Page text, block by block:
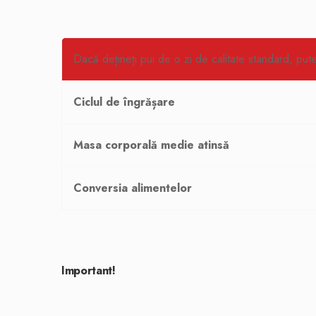
Dacă dețineți pui de o zi de calitate standard,
Ciclul de îngrășare
Masa corporală medie atinsă
Conversia alimentelor
Important!